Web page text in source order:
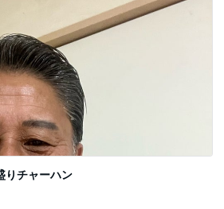
りチャーハン